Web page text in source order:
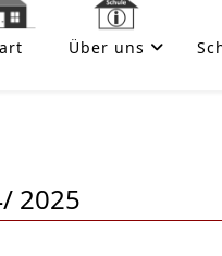
Über uns
2025